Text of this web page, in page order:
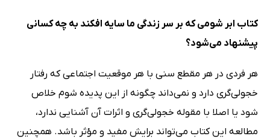
کتاب ابر شومی که بر سر زندگی ما سایه افکند به چه کسانی
پیشنهاد می‌شود؟
ﻫﺮ فردی ﺩﺭ ﻫﺮ ﻣﻘﻄﻊ ﺳﻨﻰ ﺑﺎ ﻫﺮ ﻣﻮﻗﻌﻴﺖ ﺍﺟﺘﻤﺎﻋﻰ ﻛﻪ ﺭﻓﺘﺎﺭ
ﺧﺠﻮﻟﻰ‌ﮔﺮﻯ ﺩﺍﺭﺩ ﻭ ﻧﻤﻰ‌ﺩﺍﻧﺪ ﭼﮕﻮﻧﻪ ﺍﺯ ﺍﻳﻦ ﭘﺪﻳﺪﻩ ﺷﻮﻡ ﺧﻼﺹ
ﺷﻮﺩ ﻳﺎ ﺍﺻﻼ ﺑﺎ ﻣﻘﻮﻟﻪ ﺧﺠﻮﻟﻰ‌ﮔﺮﻯ ﻭ ﺍﺛﺮﺍﺕ ﺁﻥ ﺁﺷﻨﺎﻳﻰ ﻧﺪﺍﺭﺩ،
ﻣﻄﺎﻟﻌﻪ ﺍﻳﻦ ﻛﺘﺎﺏ ﻣﻰ‌ﺗﻮﺍﻧﺪ ﺑﺮﺍیش ﻣﻔﻴﺪ ﻭ ﻣﺆﺛﺮ ﺑﺎﺷﺪ. همچنین